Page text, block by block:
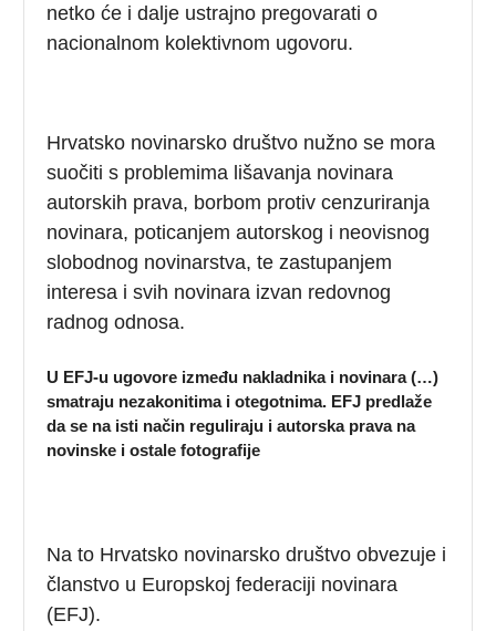
netko će i dalje ustrajno pregovarati o
nacionalnom kolektivnom ugovoru.
Hrvatsko novinarsko društvo nužno se mora
suočiti s problemima lišavanja novinara
autorskih prava, borbom protiv cenzuriranja
novinara, poticanjem autorskog i neovisnog
slobodnog novinarstva, te zastupanjem
interesa i svih novinara izvan redovnog
radnog odnosa.
U EFJ-u ugovore između nakladnika i novinara (…)
smatraju nezakonitima i otegotnima. EFJ predlaže
da se na isti način reguliraju i autorska prava na
novinske i ostale fotografije
Na to Hrvatsko novinarsko društvo obvezuje i
članstvo u Europskoj federaciji novinara
(EFJ).